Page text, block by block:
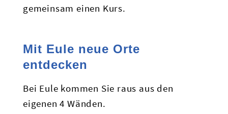
gemeinsam einen Kurs.
Mit Eule neue Orte
entdecken
Bei Eule kommen Sie raus aus den
eigenen 4 Wänden.